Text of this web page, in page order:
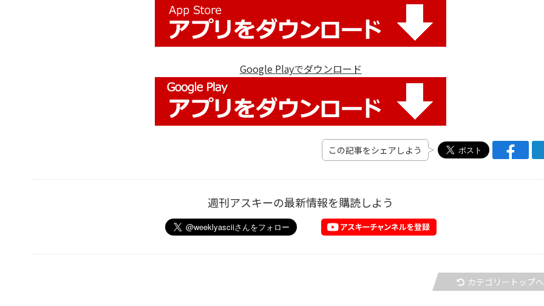
Google Playでダウンロード
この記事をシェアしよう
週刊アスキーの最新情報を購読しよう
カテゴリートップへ